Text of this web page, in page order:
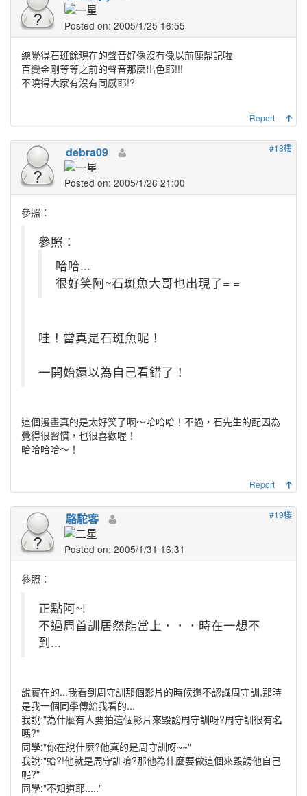
Posted on: 2005/1/25 16:55
總覺得石班餘現在的聲音好像沒有像以前鹿鼎記啦
百變金剛等等之前的聲音那麼出色耶!!!
不曉得大家有沒有同感耶!?
Report
#18樓
debra09
Posted on: 2005/1/26 21:00
參照：
參照：
哈哈...
很好笑阿~石斑魚大哥也出現了= =
哇！當真是石斑魚呢！
一開始還以為自己看錯了！
這個漫畫真的是太好笑了啊～哈哈哈！不過，石先生的配因為
覺得很習慣，也很喜歡喔！
哈哈哈哈～！
Report
#19樓
駱駝客
Posted on: 2005/1/31 16:31
參照：
正點阿~!
不過周首訓居然能當上．．．時在一想不
到...
說實在的...我看到周守訓那個影片的時候還不認識周守訓,那時
是我一個同學傳給我看的...
我說:"為什麼有人要拍這個影片來毀謗周守訓呀?周守訓很有名
嗎?"
同學:"你在說什麼?他真的是周守訓呀~~"
我說:"蛤?!他就是周守訓唷?那他為什麼要做這個來毀謗他自己
呢?"
同學:"不知道耶....."